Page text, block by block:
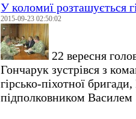
У коломиї розташується
2015-09-23 02:50:02
22 вересня
Гончарук зустрівся з
гірсько-піхотної
підполковником